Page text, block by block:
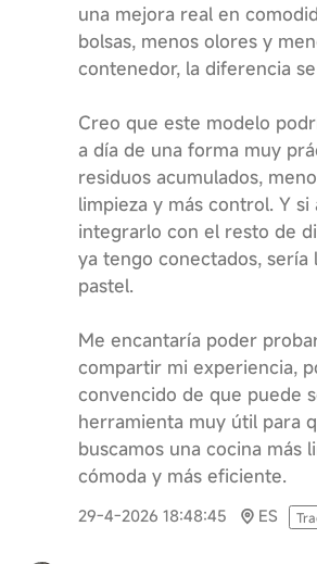
una mejora real en
bolsas, menos olores y
contenedor, la diferencia
Creo que este modelo
a día de una forma muy
residuos acumulados,
limpieza y más control. Y si
integrarlo con el resto de
ya tengo conectados, sería
pastel.
Me encantaría poder
compartir mi experiencia,
convencido de que puede
herramienta muy útil para
buscamos una cocina más
cómoda y más eficiente.
29-4-2026 18:48:45 ES